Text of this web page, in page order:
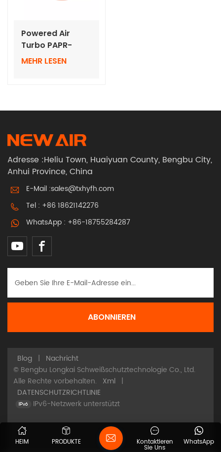
Powered Air
Turbo PAPR-
System für
MEHR LESEN
Adresse :Heliu Town, Huaiyuan County, Bengbu City,
Anhui Province, China
E-Mail :sales@txhyfh.com
Tel : +86 18621142276
WhatsApp : +86-18755284287
Blog |
Nachricht
© Bengbu Longkai Schweißschutztechnologie Co., Ltd.
Alle Rechte vorbehalten.
Xml |
DATENSCHUTZRICHTLINIE
IPv6-Netzwerk unterstützt
HEIM PRODUKTE WhatsApp
Kontaktieren
Sie Uns